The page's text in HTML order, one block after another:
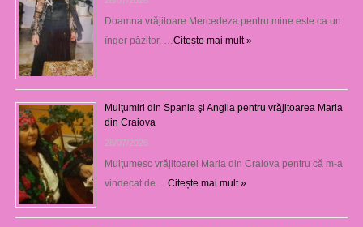
Doamna vrăjitoare Mercedeza pentru mine este ca un
înger păzitor, … Citește mai mult »
Mulţumiri din Spania şi Anglia pentru vrăjitoarea Maria
din Craiova
28/07/2026
Mulţumesc vrăjitoarei Maria din Craiova pentru că m-a
vindecat de … Citește mai mult »